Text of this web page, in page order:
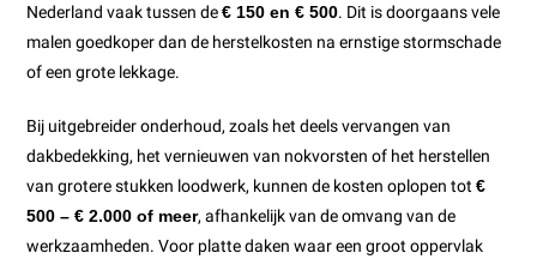
Nederland vaak tussen de€ 150 en € 500. Dit is doorgaans vele
malen goedkoper dan de herstelkosten na ernstige stormschade
of een grote lekkage.
Bij uitgebreider onderhoud, zoals het deels vervangen van
dakbedekking, het vernieuwen van nokvorsten of het herstellen
van grotere stukken loodwerk, kunnen de kosten oplopen tot€
500 – € 2.000 of meer, afhankelijk van de omvang van de
werkzaamheden. Voor platte daken waar een groot oppervlak